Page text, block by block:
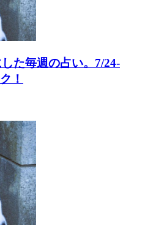
た毎週の占い。7/24-
！